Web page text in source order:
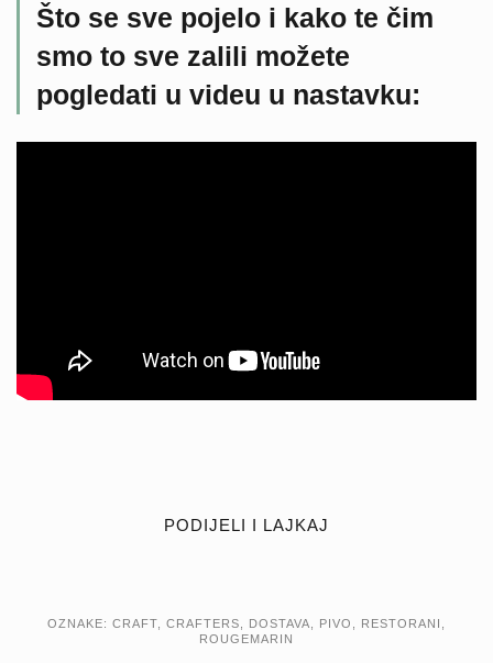
Što se sve pojelo i kako te čim
smo to sve zalili možete
pogledati u videu u nastavku:
PODIJELI I LAJKAJ
OZNAKE: CRAFT CRAFTERS DOSTAVA PIVO RESTORANI
ROUGEMARIN